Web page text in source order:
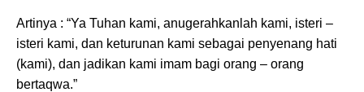
Artinya : “Ya Tuhan kami, anugerahkanlah kami, isteri –
isteri kami, dan keturunan kami sebagai penyenang hati
(kami), dan jadikan kami imam bagi orang – orang
bertaqwa.”